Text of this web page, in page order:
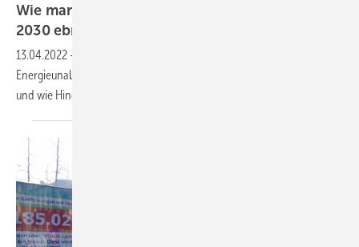
Wie man den Weg zu 6 Mio. Wärmepumpen bis
2030 ebnet
13.04.2022 -
Energieunabhängigkeit. Eine Studie zeigt, was die Umrüstung hemmt
und wie Hindernisse überwunden werden